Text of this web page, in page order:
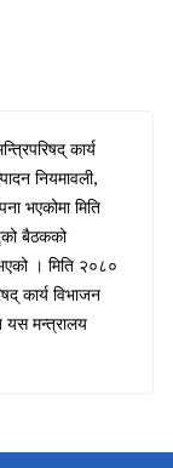
कार्य
नियमावली,
भएकोमा मिति
बैठकको
भएको । मिति २०८०
कार्य विभाजन
यस मन्त्रालय